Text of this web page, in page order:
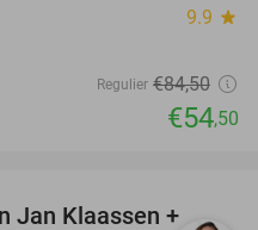
9.9 star
Regulier €84,50
€54,50
Jan Klaassen +